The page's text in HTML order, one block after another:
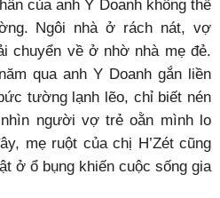
của anh Y Doanh không thể
Ngôi nhà ở rách nát, vợ
chuyển về ở nhờ nhà mẹ đẻ.
qua anh Y Doanh gắn liền
tường lạnh lẽo, chỉ biết nén
người vợ trẻ oằn mình lo
mẹ ruột của chị H’Zét cũng
ở ổ bụng khiến cuộc sống gia